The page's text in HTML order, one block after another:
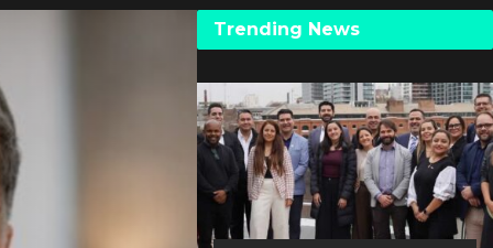
Trending News